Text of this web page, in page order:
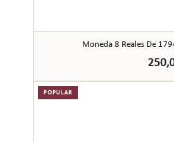
Moneda 8 Reales De
POPULAR